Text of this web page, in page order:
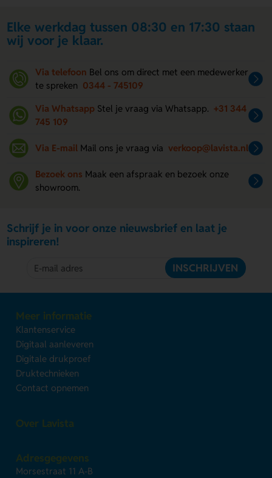
Elke werkdag tussen 08:30 en 17:30 staan
wij voor je klaar.
Via telefoon Bel ons om direct met een medewerker
te spreken 0344 - 745109
Via Whatsapp Stel je vraag via Whatsapp. +31 344
745 109
Via E-mail Mail ons je vraag via verkoop@lavista.nl
Bezoek ons Maak een afspraak en bezoek onze
showroom.
Schrijf je in voor onze nieuwsbrief en laat je
inspireren!
INSCHRIJVEN
Meer informatie
Klantenservice
Digitaal aanleveren
Digitale drukproef
Druktechnieken
Contact opnemen
Over Lavista
Adresgegevens
Morsestraat 11 A-B